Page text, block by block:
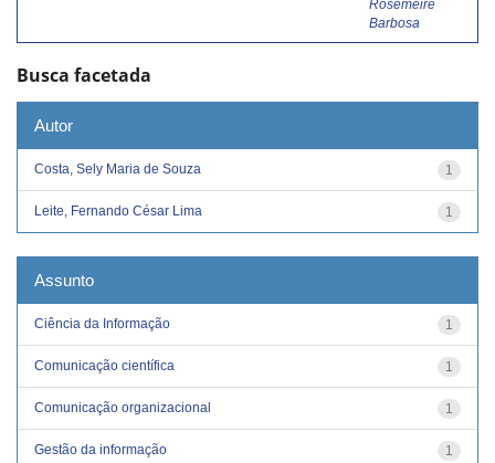
Rosemeire
Barbosa
Busca facetada
Autor
1
Costa, Sely Maria de Souza
1
Leite, Fernando César Lima
Assunto
1
Ciência da Informação
1
Comunicação científica
1
Comunicação organizacional
1
Gestão da informação